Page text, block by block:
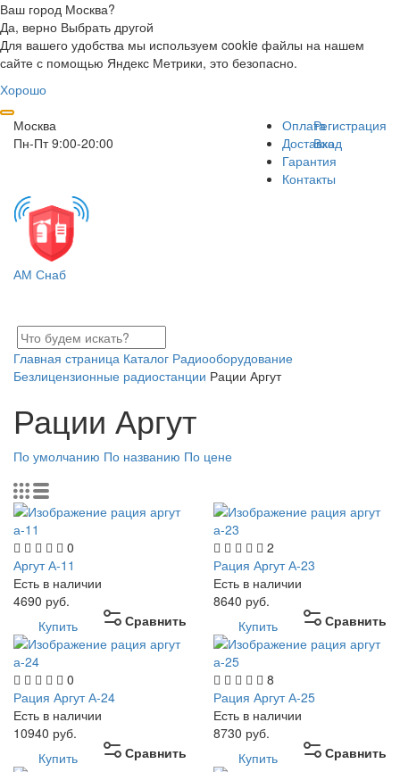
Ваш город Москва?
Да, верно Выбрать другой
Для вашего удобства мы используем cookie файлы на нашем
сайте с помощью Яндекс Метрики, это безопасно.
Хорошо
Москва
Пн-Пт 9:00-20:00
Оплата
Доставка
Гарантия
Контакты
Регистрация
Вход
АМ Снаб
Главная страница Каталог Радиооборудование
Безлицензионные радиостанции Рации Аргут
Рации Аргут
По умолчанию По названию По цене
0
Аргут А-11
Есть в наличии
4690 руб.
Сравнить
Купить
2
Рация Аргут А-23
Есть в наличии
8640 руб.
Сравнить
Купить
0
Рация Аргут А-24
Есть в наличии
10940 руб.
Сравнить
Купить
8
Рация Аргут А-25
Есть в наличии
8730 руб.
Сравнить
Купить